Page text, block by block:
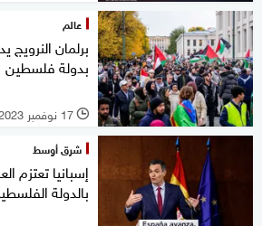
عالم
برلمان النرويج
بدولة فلسطين
l 17 نوفمبر 2023
شرق أوسط
إسبانيا تعتزم
بالدولة